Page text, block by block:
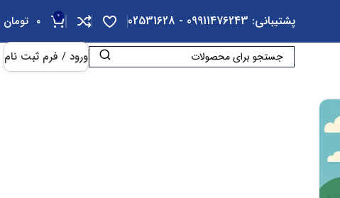
پشتیبانی: 09911476243 - 02531628 0 ۰ تومان
ورود / فرم ثبت نام